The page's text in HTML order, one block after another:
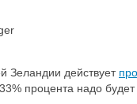
Зеландии действует
процента надо будет